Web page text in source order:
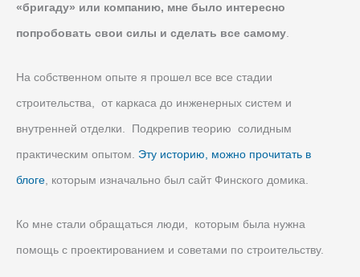
«бригаду» или компанию, мне было интересно
попробовать свои силы и сделать все самому.
На собственном опыте я прошел все все стадии
строительства, от каркаса до инженерных систем и
внутренней отделки. Подкрепив теорию солидным
практическим опытом. Эту историю, можно прочитать в
блоге, которым изначально был сайт Финского домика.
Ко мне стали обращаться люди, которым была нужна
помощь с проектированием и советами по строительству.